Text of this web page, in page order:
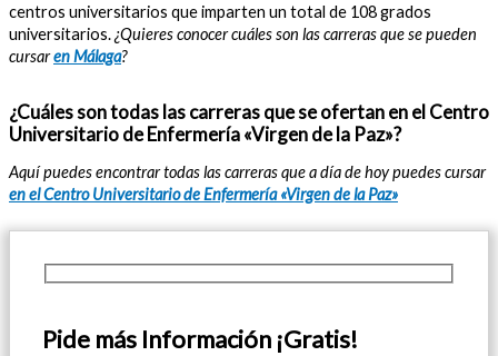
centros universitarios que imparten un total de 108 grados
universitarios.¿Quieres conocer cuáles son las carreras que se pueden
cursaren Málaga?
¿Cuáles son todas las carreras que se ofertan en el Centro
Universitario de Enfermería «Virgen de la Paz»?
Aquí puedes encontrar todas las carreras que a día de hoy puedes cursar
en el Centro Universitario de Enfermería «Virgen de la Paz»
Pide más Información ¡Gratis!